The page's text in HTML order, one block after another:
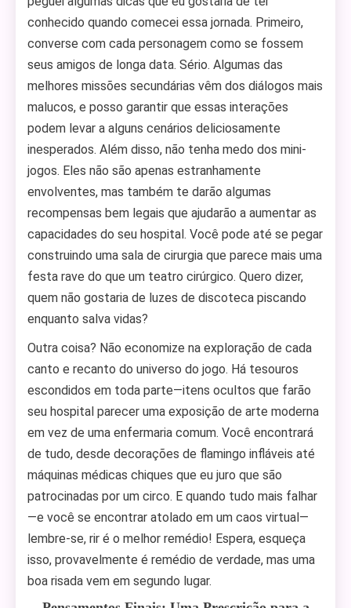
conhecido quando comecei essa jornada. Primeiro,
converse com cada personagem como se fossem
seus amigos de longa data. Sério. Algumas das
melhores missões secundárias vêm dos diálogos mais
malucos, e posso garantir que essas interações
podem levar a alguns cenários deliciosamente
inesperados. Além disso, não tenha medo dos mini-
jogos. Eles não são apenas estranhamente
envolventes, mas também te darão algumas
recompensas bem legais que ajudarão a aumentar as
capacidades do seu hospital. Você pode até se pegar
construindo uma sala de cirurgia que parece mais uma
festa rave do que um teatro cirúrgico. Quero dizer,
quem não gostaria de luzes de discoteca piscando
enquanto salva vidas?
Outra coisa? Não economize na exploração de cada
canto e recanto do universo do jogo. Há tesouros
escondidos em toda parte—itens ocultos que farão
seu hospital parecer uma exposição de arte moderna
em vez de uma enfermaria comum. Você encontrará
de tudo, desde decorações de flamingo infláveis até
máquinas médicas chiques que eu juro que são
patrocinadas por um circo. E quando tudo mais falhar
—e você se encontrar atolado em um caos virtual—
lembre-se, rir é o melhor remédio! Espera, esqueça
isso, provavelmente é remédio de verdade, mas uma
boa risada vem em segundo lugar.